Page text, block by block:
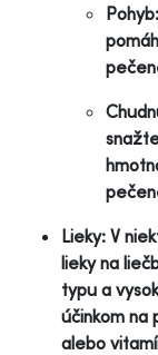
Lieky: V
lieky na
typu a
účinkom na
alebo